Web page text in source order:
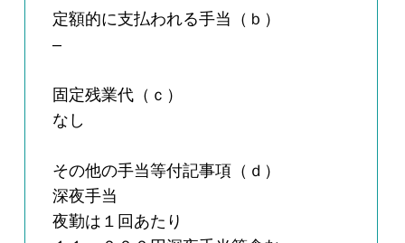
定額的に支払われる手当（ｂ）
–
固定残業代（ｃ）
なし
その他の手当等付記事項（ｄ）
深夜手当
夜勤は１回あたり